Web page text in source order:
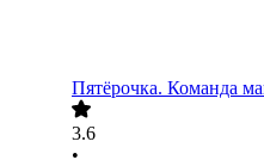
Пятёрочка. Команда
3.6
•